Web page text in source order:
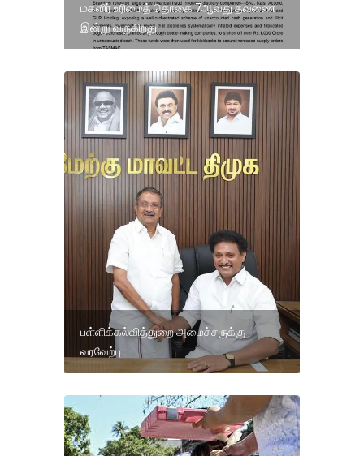
மகளிர் உரிமைத் தொகை 7ஆவது தவணை
இன்று வருகிறது
பள்ளிக்கல்வித்துறை அமைச்சருக்கு
வரவேற்பு